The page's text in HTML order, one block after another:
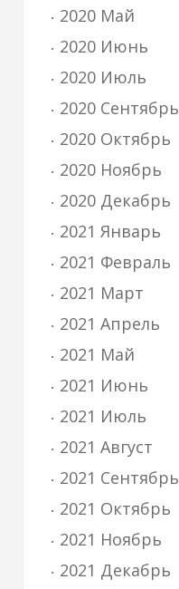
2020 Май
2020 Июнь
2020 Июль
2020 Сентябрь
2020 Октябрь
2020 Ноябрь
2020 Декабрь
2021 Январь
2021 Февраль
2021 Март
2021 Апрель
2021 Май
2021 Июнь
2021 Июль
2021 Август
2021 Сентябрь
2021 Октябрь
2021 Ноябрь
2021 Декабрь